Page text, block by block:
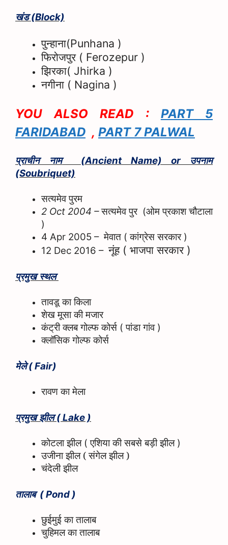
खंड(Block)
पुन्हाना(Punhana )
फिरोजपुर( Ferozepur )
झिरका( Jhirka )
नगीना ( Nagina )
YOU ALSO READ : PART 5
FARIDABAD , PART 7 PALWAL
प्राचीन नाम(Ancient Name) or उपनाम
(Soubriquet)
सत्यमेव पुरम
2 Oct 2004 –सत्यमेव पुर(ओम प्रकाश चौटाला
)
4 Apr 2005 –मेवात (कांग्रेस सरकार)
12 Dec 2016 –नूंह( भाजपा सरकार)
प्रमुख स्थल
तावडू का किला
शेख मूसा की मजार
कंट्री क्लब गोल्फ कोर्स (पांडा गांव)
क्लॉसिक गोल्फ कोर्स
मेले( Fair)
रावण का मेला
प्रमुख झील( Lake )
कोटला झील (एशिया की सबसे बड़ी झील)
उजीना झील ( संगेल झील )
चंदेली झील
तालाब ( Pond )
छुईमुई का तालाब
चुहिमल का तालाब